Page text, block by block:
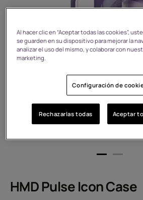
Accesorios
Ofertas
HMD Pulse Icon Case
Al hacer clic en “Aceptar todas las cookies”,
se guarden en su dispositivo para mejorar la
analizar el uso del mismo, y colaborar con
marketing.
Configuración de
Rechazarlas todas Aceptar